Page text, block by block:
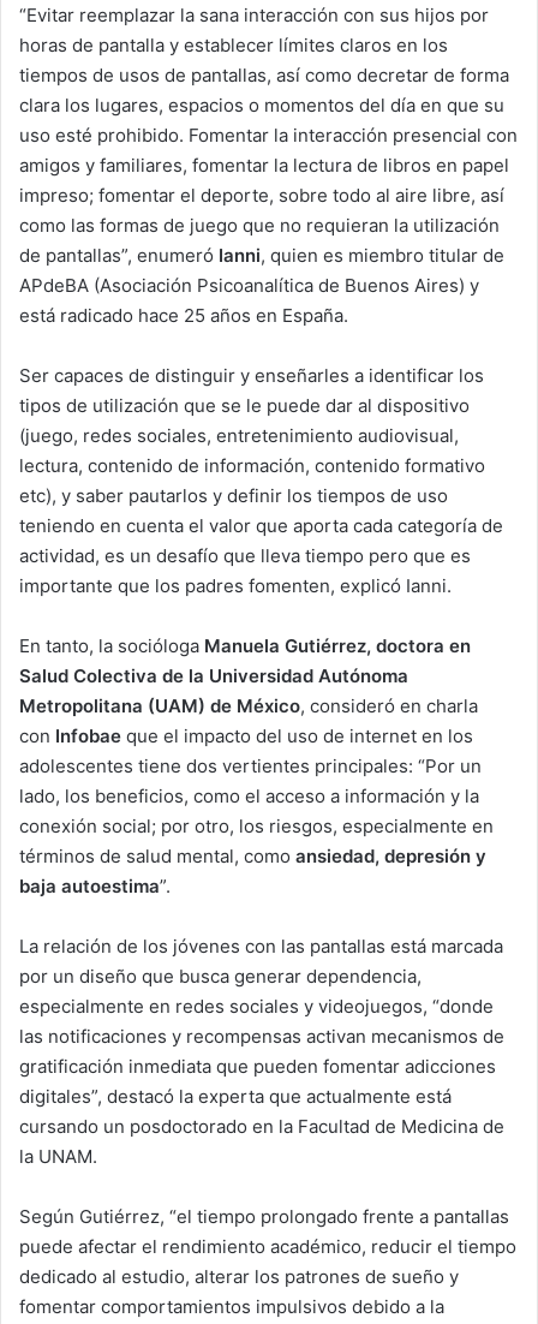
“Evitar reemplazar la sana interacción con sus hijos por
horas de pantalla y establecer límites claros en los
tiempos de usos de pantallas, así como decretar de forma
clara los lugares, espacios o momentos del día en que su
uso esté prohibido. Fomentar la interacción presencial con
amigos y familiares, fomentar la lectura de libros en papel
impreso; fomentar el deporte, sobre todo al aire libre, así
como las formas de juego que no requieran la utilización
de pantallas”, enumeró Ianni, quien es miembro titular de
APdeBA (Asociación Psicoanalítica de Buenos Aires) y
está radicado hace 25 años en España.
Ser capaces de distinguir y enseñarles a identificar los
tipos de utilización que se le puede dar al dispositivo
(juego, redes sociales, entretenimiento audiovisual,
lectura, contenido de información, contenido formativo
etc), y saber pautarlos y definir los tiempos de uso
teniendo en cuenta el valor que aporta cada categoría de
actividad, es un desafío que lleva tiempo pero que es
importante que los padres fomenten, explicó Ianni.
En tanto, la socióloga Manuela Gutiérrez, doctora en
Salud Colectiva de la Universidad Autónoma
Metropolitana (UAM) de México, consideró en charla
con Infobae que el impacto del uso de internet en los
adolescentes tiene dos vertientes principales: “Por un
lado, los beneficios, como el acceso a información y la
conexión social; por otro, los riesgos, especialmente en
términos de salud mental, como ansiedad, depresión y
baja autoestima”.
La relación de los jóvenes con las pantallas está marcada
por un diseño que busca generar dependencia,
especialmente en redes sociales y videojuegos, “donde
las notificaciones y recompensas activan mecanismos de
gratificación inmediata que pueden fomentar adicciones
digitales”, destacó la experta que actualmente está
cursando un posdoctorado en la Facultad de Medicina de
la UNAM.
Según Gutiérrez, “el tiempo prolongado frente a pantallas
puede afectar el rendimiento académico, reducir el tiempo
dedicado al estudio, alterar los patrones de sueño y
fomentar comportamientos impulsivos debido a la